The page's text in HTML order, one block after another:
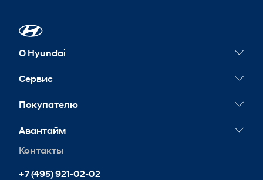
О Hyundai
Новости
Сервис
Сервисные акции
Покупателю
Конфигуратор
Авантайм
Контакты
Реквизиты
Контакты
+7 (495) 921-02-02